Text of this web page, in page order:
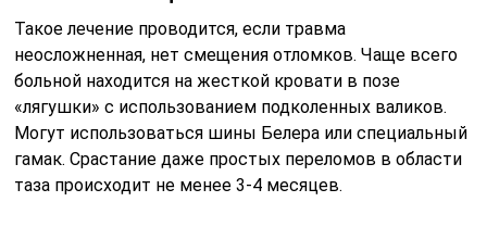
Такое лечение проводится, если травма
неосложненная, нет смещения отломков. Чаще всего
больной находится на жесткой кровати в позе
«лягушки» с использованием подколенных валиков.
Могут использоваться шины Белера или специальный
гамак. Срастание даже простых переломов в области
таза происходит не менее 3-4 месяцев.